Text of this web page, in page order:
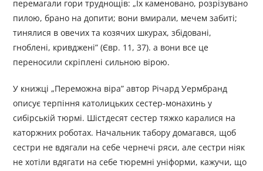
перемагали гори труднощів: „Їх каменовано, розрізувано
пилою, брано на допити; вони вмирали, мечем забиті;
тинялися в овечих та козячих шкурах, збідовані,
гноблені, кривджені” (Євр. 11, 37). а вони все це
переносили скріплені сильною вірою.
У книжці „Переможна віра” автор Річард Уермбранд
описує терпіння католицьких сестер-монахинь у
сибірській тюрмі. Шістдесят сестер тяжко каралися на
каторжних роботах. Начальник табору домагався, щоб
сестри не вдягали на себе чернечі ряси, але сестри ніяк
не хотіли вдягати на себе тюремні уніформи, кажучи, що